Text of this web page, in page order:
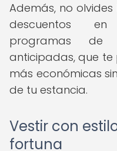
Además, no
descuentos
programas de
anticipadas, que
más económicas
de tu estancia.
Vestir con
fortuna